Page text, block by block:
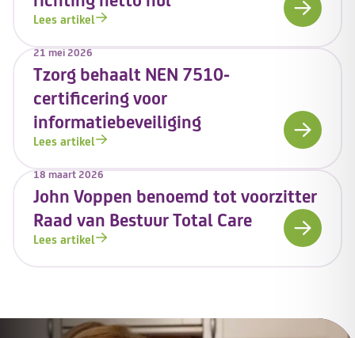
Lees artikel
Tzorg behaalt NEN 7510-
certificering voor
informatiebeveiliging
21 mei 2026
Lees artikel
John Voppen benoemd tot voorzitter
Raad van Bestuur Total Care
18 maart 2026
Lees artikel